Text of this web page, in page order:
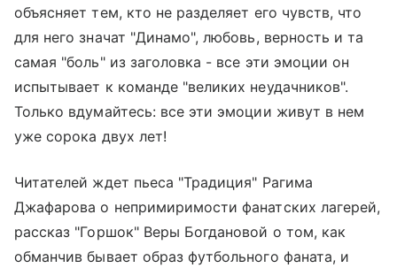
объясняет тем, кто не разделяет его чувств, что
для него значат "Динамо", любовь, верность и та
самая "боль" из заголовка - все эти эмоции он
испытывает к команде "великих неудачников".
Только вдумайтесь: все эти эмоции живут в нем
уже сорока двух лет!
Читателей ждет пьеса "Традиция" Рагима
Джафарова о непримиримости фанатских лагерей,
рассказ "Горшок" Веры Богдановой о том, как
обманчив бывает образ футбольного фаната, и